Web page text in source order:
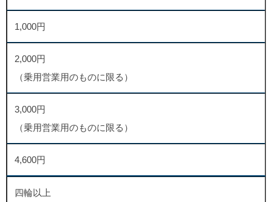
1,000円
2,000円
（乗用営業用のものに限る）
3,000円
（乗用営業用のものに限る）
4,600円
四輪以上